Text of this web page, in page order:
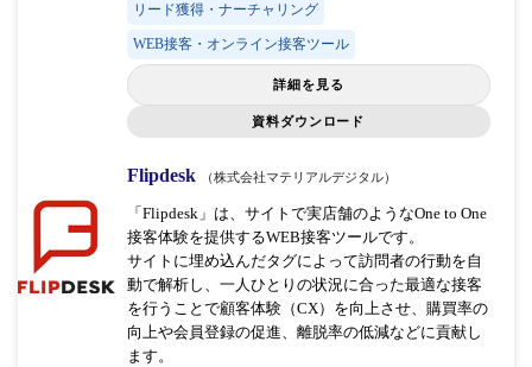
リード獲得・ナーチャリング
WEB接客・オンライン接客ツール
詳細を見る
資料ダウンロード
Flipdesk （株式会社マテリアルデジタル）
「Flipdesk」は、サイトで実店舗のようなOne to One
接客体験を提供するWEB接客ツールです。
サイトに埋め込んだタグによって訪問者の行動を自
動で解析し、一人ひとりの状況に合った最適な接客
を行うことで顧客体験（CX）を向上させ、購買率の
向上や会員登録の促進、離脱率の低減などに貢献し
ます。